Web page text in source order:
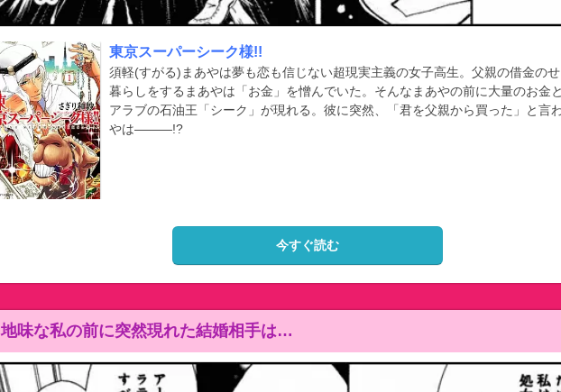
東京スーパーシーク様!!
須軽(すがる)まあやは夢も恋も信じない超現実主義の女子高生。父親の借金の
暮らしをするまあやは「お金」を憎んでいた。そんなまあやの前に大量のお金と
アラブの石油王「シーク」が現れる。彼に突然、「君を父親から買った」と言
やは―――!?
今すぐ読む
地味な私の前に突然現れた結婚相手は…